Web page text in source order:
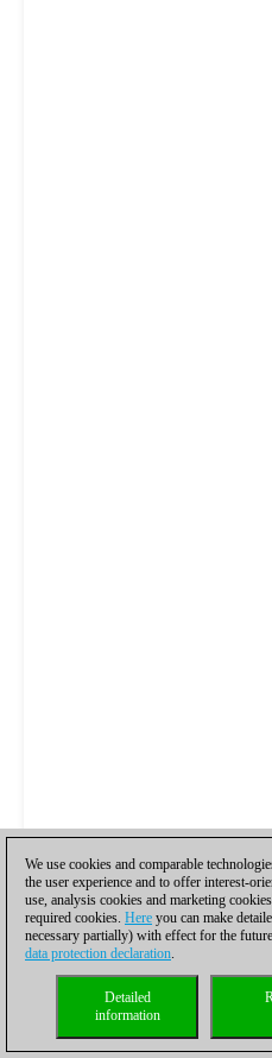
We use cookies and comparable
the user experience and to offer interest-
use, analysis cookies and marketing
required cookies. Here you can make
necessary partially) with effect for the
data protection declaration.
Detailed
information